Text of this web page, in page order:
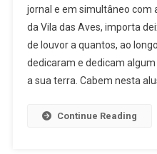
jornal e em simultâneo com
da Vila das Aves, importa
de louvor a quantos, ao
dedicaram e dedicam
a sua terra. Cabem nesta
Continue Reading